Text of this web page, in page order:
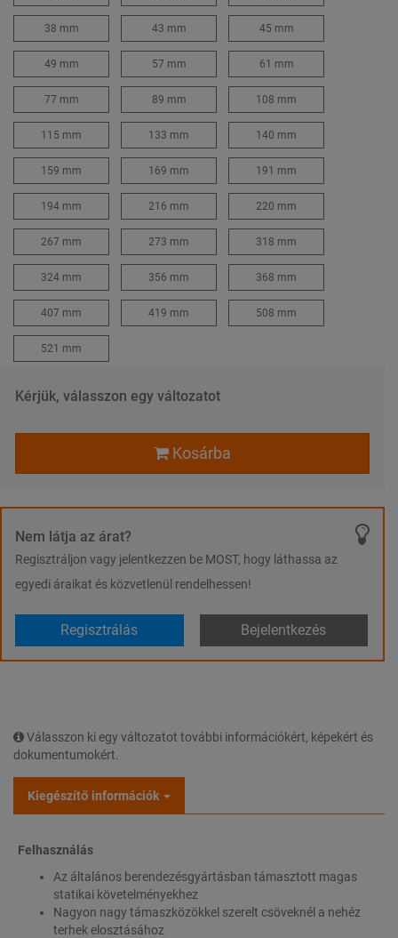
38 mm 43 mm 45 mm
49 mm 57 mm 61 mm
77 mm 89 mm 108 mm
115 mm 133 mm 140 mm
159 mm 169 mm 191 mm
194 mm 216 mm 220 mm
267 mm 273 mm 318 mm
324 mm 356 mm 368 mm
407 mm 419 mm 508 mm
521 mm
Kérjük, válasszon egy változatot
Kosárba
Nem látja az árat?
Regisztráljon vagy jelentkezzen be MOST, hogy láthassa az
egyedi áraikat és közvetlenül rendelhessen!
Regisztrálás Bejelentkezés
Válasszon ki egy változatot további információkért, képekért és
dokumentumokért.
Kiegészítő információk
Felhasználás
Az általános berendezésgyártásban támasztott magas
statikai követelményekhez
Nagyon nagy támaszközökkel szerelt csöveknél a nehéz
terhek elosztásához